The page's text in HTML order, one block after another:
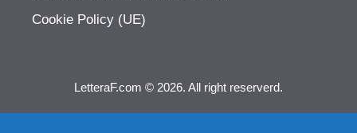
Cookie Policy (UE)
LetteraF.com © 2026. All right reserverd.